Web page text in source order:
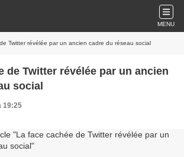
MENU
Twitter révélée par un ancien cadre du réseau social
de Twitter révélée par un ancien
social
19:25